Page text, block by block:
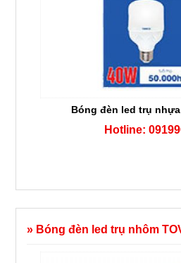
Bóng đèn led trụ nhựa
Hotline:
» Bóng đèn led trụ nhôm